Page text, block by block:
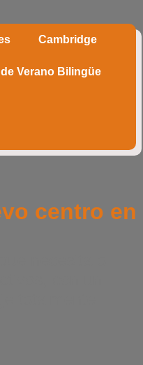
Cambridge
Verano Bilingüe
centro en